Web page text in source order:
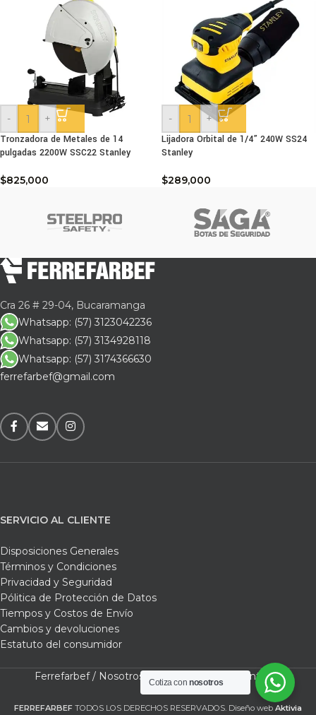
-
+
Tronzadora de Metales de 14
pulgadas 2200W SSC22 Stanley
$825,000
-
+
Lijadora Orbital de 1/4” 240W SS24
Stanley
$289,000
Cra 26 # 29-04, Bucaramanga
Whatsapp: (57) 3123042236
Whatsapp: (57) 3134928118
Whatsapp: (57) 3174366630
ferrefarbef@gmail.com
SERVICIO AL CLIENTE
Disposiciones Generales
Términos y Condiciones
Privacidad y Seguridad
Pólitica de Protección de Datos
Tiempos y Costos de Envío
Cambios y devoluciones
Estatuto del consumidor
Ferrefarbef / Nosotros / Contacto
FERREFARBEF TODOS LOS DERECHOS RESERVADOS. Diseño web Aktivia
Cotiza connosotros